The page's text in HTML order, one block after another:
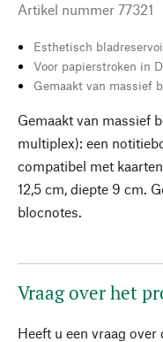
Artikel nummer 77321
Esthetisch
Voor papierstroken in
Gemaakt van massief
Gemaakt van massief
multiplex): een
compatibel met
12,5 cm, diepte 9 cm.
blocnotes.
Vraag over het
Heeft u een vraag